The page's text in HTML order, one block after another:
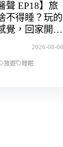
聲 EP18】旅
不得睡？玩的
覺，回家開始
2026-08-06
旅遊 睡眠